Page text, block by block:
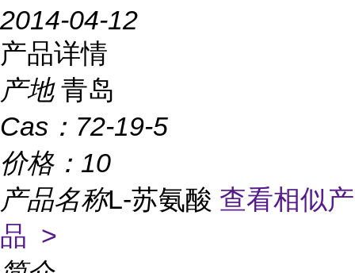
2014-04-12
产品详情
产地 青岛
Cas： 72-19-5
价格： 10
产品名称L-苏氨酸 查看相似产
品 >